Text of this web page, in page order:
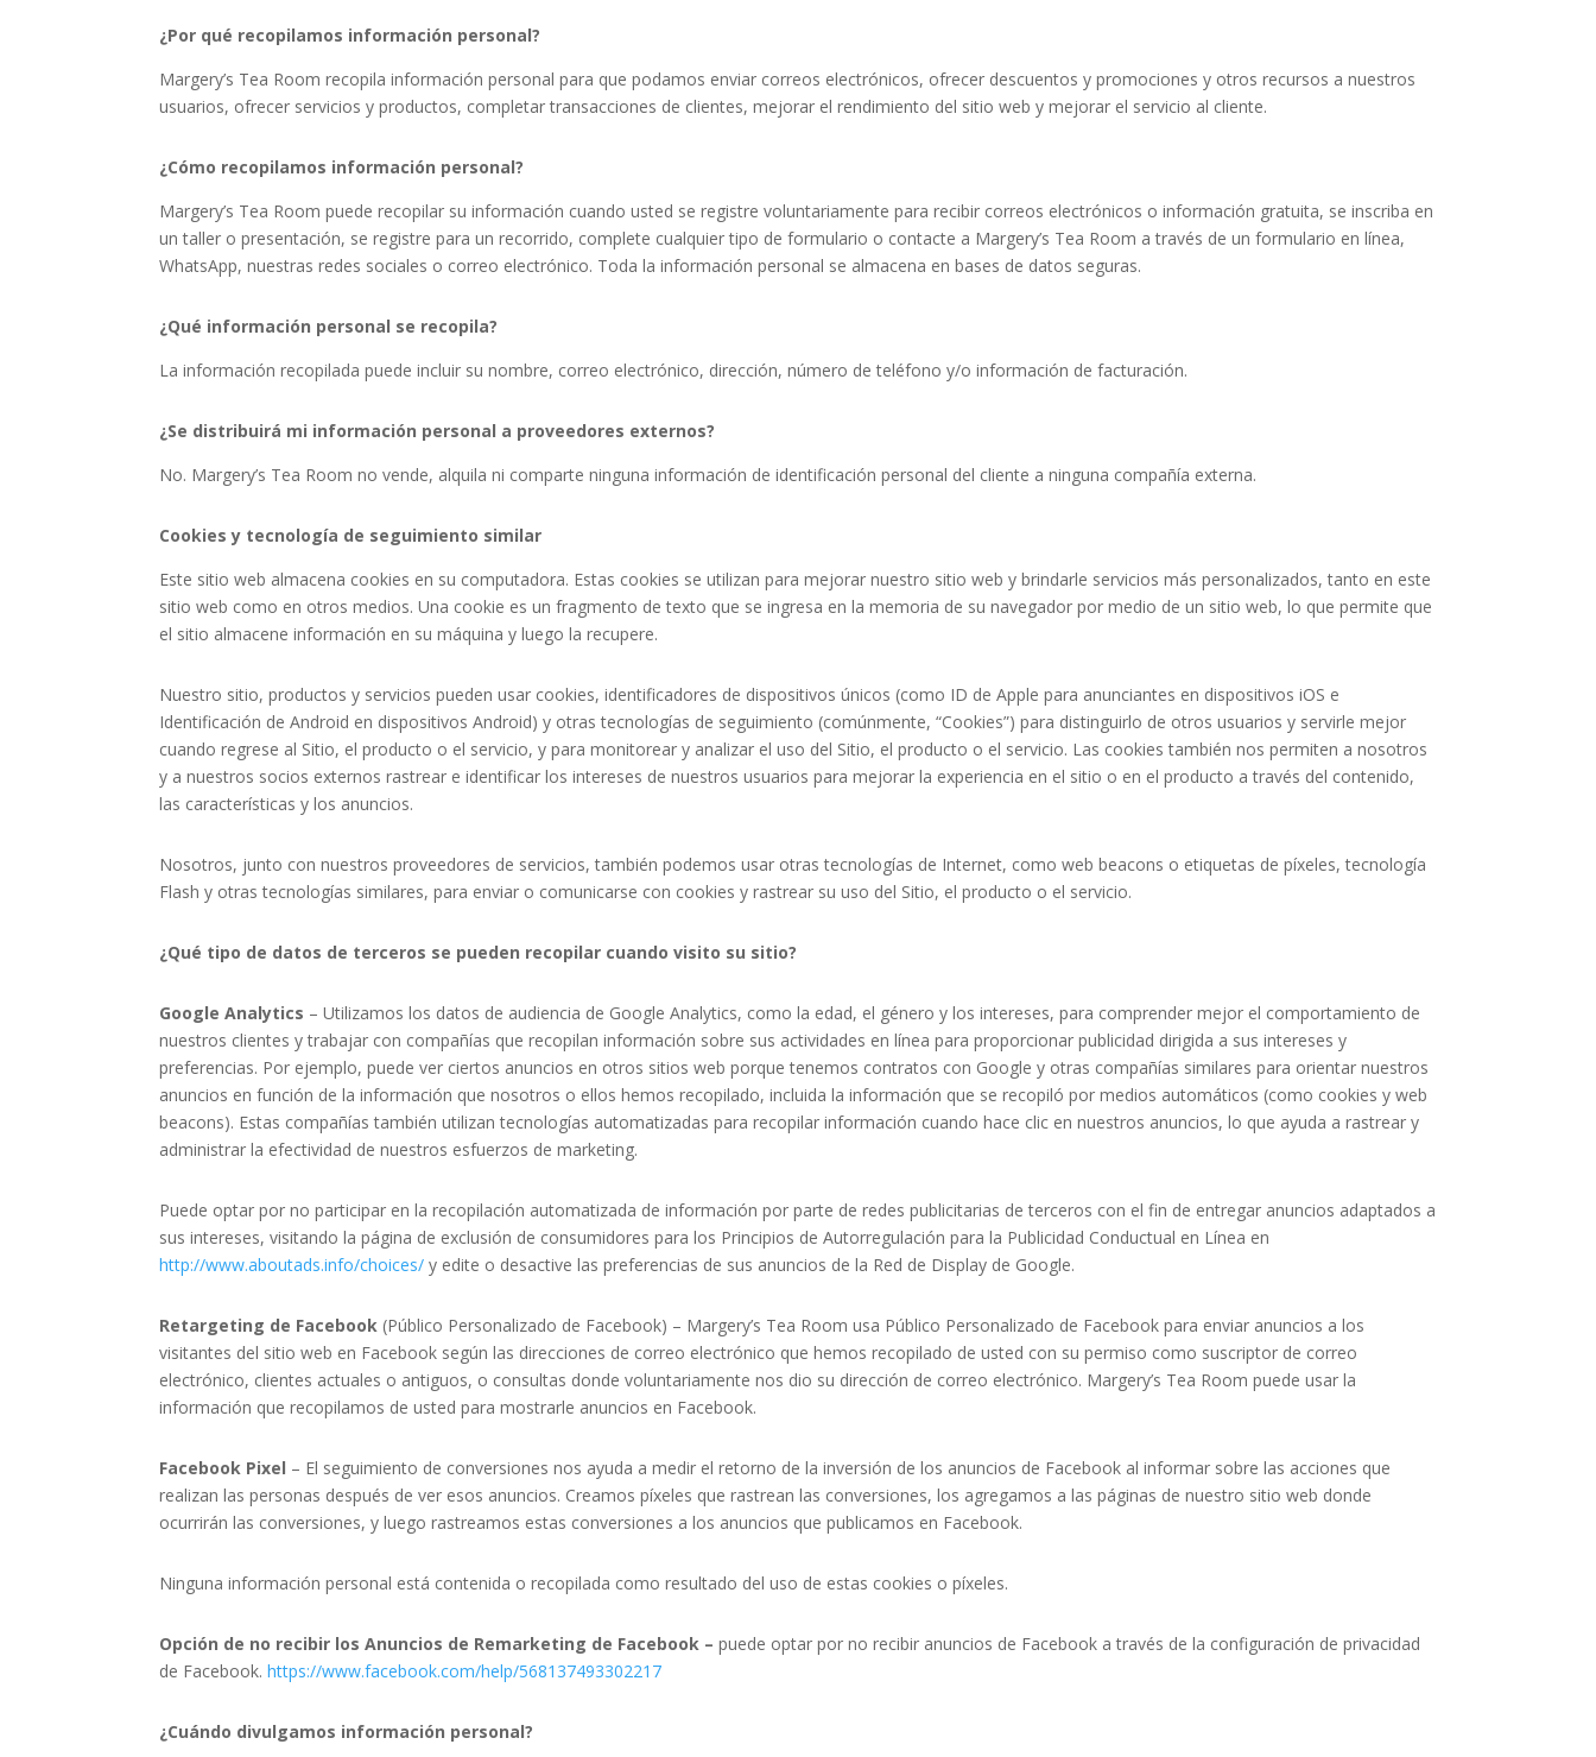
¿Por qué recopilamos información personal?
Margery’s Tea Room recopila información personal para que podamos enviar correos electrónicos, ofrecer descuentos y promociones y otros recursos a nuestros
usuarios, ofrecer servicios y productos, completar transacciones de clientes, mejorar el rendimiento del sitio web y mejorar el servicio al cliente.
¿Cómo recopilamos información personal?
Margery’s Tea Room puede recopilar su información cuando usted se registre voluntariamente para recibir correos electrónicos o información gratuita, se inscriba en
un taller o presentación, se registre para un recorrido, complete cualquier tipo de formulario o contacte a Margery’s Tea Room a través de un formulario en línea,
WhatsApp, nuestras redes sociales o correo electrónico. Toda la información personal se almacena en bases de datos seguras.
¿Qué información personal se recopila?
La información recopilada puede incluir su nombre, correo electrónico, dirección, número de teléfono y/o información de facturación.
¿Se distribuirá mi información personal a proveedores externos?
No. Margery’s Tea Room no vende, alquila ni comparte ninguna información de identificación personal del cliente a ninguna compañía externa.
Cookies y tecnología de seguimiento similar
Este sitio web almacena cookies en su computadora. Estas cookies se utilizan para mejorar nuestro sitio web y brindarle servicios más personalizados, tanto en este
sitio web como en otros medios. Una cookie es un fragmento de texto que se ingresa en la memoria de su navegador por medio de un sitio web, lo que permite que
el sitio almacene información en su máquina y luego la recupere.
Nuestro sitio, productos y servicios pueden usar cookies, identificadores de dispositivos únicos (como ID de Apple para anunciantes en dispositivos iOS e
Identificación de Android en dispositivos Android) y otras tecnologías de seguimiento (comúnmente, “Cookies”) para distinguirlo de otros usuarios y servirle mejor
cuando regrese al Sitio, el producto o el servicio, y para monitorear y analizar el uso del Sitio, el producto o el servicio. Las cookies también nos permiten a nosotros
y a nuestros socios externos rastrear e identificar los intereses de nuestros usuarios para mejorar la experiencia en el sitio o en el producto a través del contenido,
las características y los anuncios.
Nosotros, junto con nuestros proveedores de servicios, también podemos usar otras tecnologías de Internet, como web beacons o etiquetas de píxeles, tecnología
Flash y otras tecnologías similares, para enviar o comunicarse con cookies y rastrear su uso del Sitio, el producto o el servicio.
¿Qué tipo de datos de terceros se pueden recopilar cuando visito su sitio?
Google Analytics – Utilizamos los datos de audiencia de Google Analytics, como la edad, el género y los intereses, para comprender mejor el comportamiento de
nuestros clientes y trabajar con compañías que recopilan información sobre sus actividades en línea para proporcionar publicidad dirigida a sus intereses y
preferencias. Por ejemplo, puede ver ciertos anuncios en otros sitios web porque tenemos contratos con Google y otras compañías similares para orientar nuestros
anuncios en función de la información que nosotros o ellos hemos recopilado, incluida la información que se recopiló por medios automáticos (como cookies y web
beacons). Estas compañías también utilizan tecnologías automatizadas para recopilar información cuando hace clic en nuestros anuncios, lo que ayuda a rastrear y
administrar la efectividad de nuestros esfuerzos de marketing.
Puede optar por no participar en la recopilación automatizada de información por parte de redes publicitarias de terceros con el fin de entregar anuncios adaptados a
sus intereses, visitando la página de exclusión de consumidores para los Principios de Autorregulación para la Publicidad Conductual en Línea en
http://www.aboutads.info/choices/ y edite o desactive las preferencias de sus anuncios de la Red de Display de Google.
Retargeting de Facebook (Público Personalizado de Facebook) – Margery’s Tea Room usa Público Personalizado de Facebook para enviar anuncios a los
visitantes del sitio web en Facebook según las direcciones de correo electrónico que hemos recopilado de usted con su permiso como suscriptor de correo
electrónico, clientes actuales o antiguos, o consultas donde voluntariamente nos dio su dirección de correo electrónico. Margery’s Tea Room puede usar la
información que recopilamos de usted para mostrarle anuncios en Facebook.
Facebook Pixel – El seguimiento de conversiones nos ayuda a medir el retorno de la inversión de los anuncios de Facebook al informar sobre las acciones que
realizan las personas después de ver esos anuncios. Creamos píxeles que rastrean las conversiones, los agregamos a las páginas de nuestro sitio web donde
ocurrirán las conversiones, y luego rastreamos estas conversiones a los anuncios que publicamos en Facebook.
Ninguna información personal está contenida o recopilada como resultado del uso de estas cookies o píxeles.
Opción de no recibir los Anuncios de Remarketing de Facebook – puede optar por no recibir anuncios de Facebook a través de la configuración de privacidad
de Facebook.https://www.facebook.com/help/568137493302217
¿Cuándo divulgamos información personal?